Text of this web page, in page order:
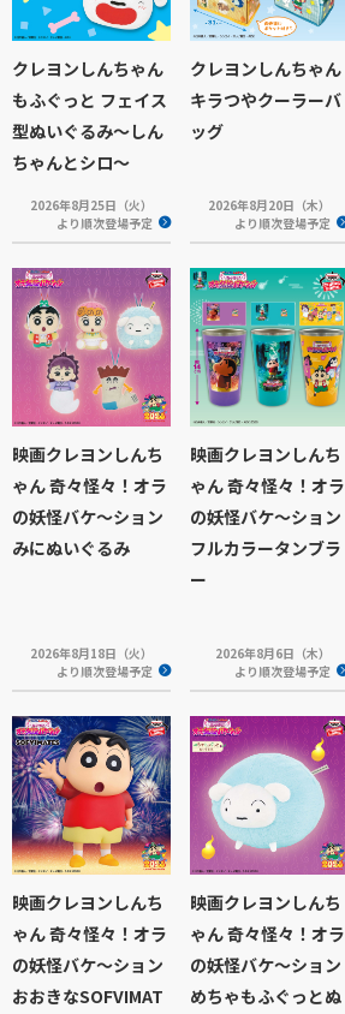
クレヨンしんちゃん
もふぐっと フェイス
型ぬいぐるみ～しん
ちゃんとシロ～
2026年8月25日（火）
より順次登場予定
クレヨンしんちゃん
キラつやクーラーバ
ッグ
2026年8月20日（木）
より順次登場予定
映画クレヨンしんち
ゃん 奇々怪々！オラ
の妖怪バケ～ション
みにぬいぐるみ
2026年8月18日（火）
より順次登場予定
映画クレヨンしんち
ゃん 奇々怪々！オラ
の妖怪バケ～ション
フルカラータンブラ
ー
2026年8月6日（木）
より順次登場予定
映画クレヨンしんち
ゃん 奇々怪々！オラ
の妖怪バケ～ション
おおきなSOFVIMAT
映画クレヨンしんち
ゃん 奇々怪々！オラ
の妖怪バケ～ション
めちゃもふぐっとぬ